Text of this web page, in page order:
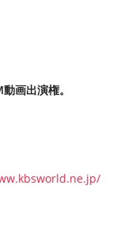
画出演権。